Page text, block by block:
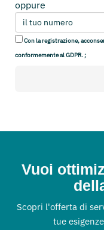
oppure
Con la registrazione,
conformemente al GDPR. ;
Vuoi
Scopri l'offerta di
tue